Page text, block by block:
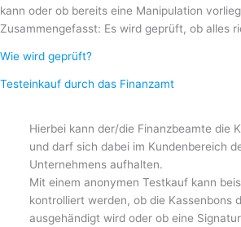
kann oder ob bereits eine Manipulation
Zusammengefasst: Es wird geprüft, ob alles
Wie wird geprüft?
Testeinkauf durch das Finanzamt
Hierbei kann der/die Finanzbeamte die
und darf sich dabei im Kundenbereich
Unternehmens aufhalten.
Mit einem anonymen Testkauf kann
kontrolliert werden, ob die Kassenbons
ausgehändigt wird oder ob eine